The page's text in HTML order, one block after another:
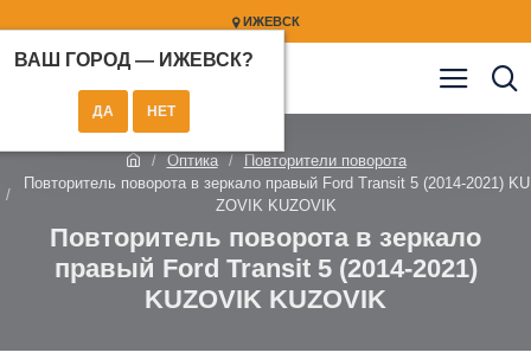
ИЖЕВСК
ВАШ ГОРОД — ИЖЕВСК?
Оптика
Повторители поворота
Повторитель поворота в зеркало правый Ford Transit 5 (2014-2021) KU
ZOVIK KUZOVIK
Повторитель поворота в зеркало
правый Ford Transit 5 (2014-2021)
KUZOVIK KUZOVIK